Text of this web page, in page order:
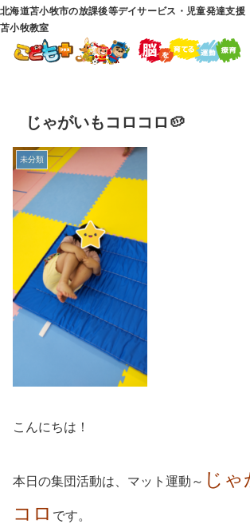
北海道苫小牧市の放課後等デイサービス・児童発達支
苫小牧教室
じゃがいもコロコロ🥔
未分類
こんにちは！
本日の集団活動は、マット運動～ じゃ
コロ です。